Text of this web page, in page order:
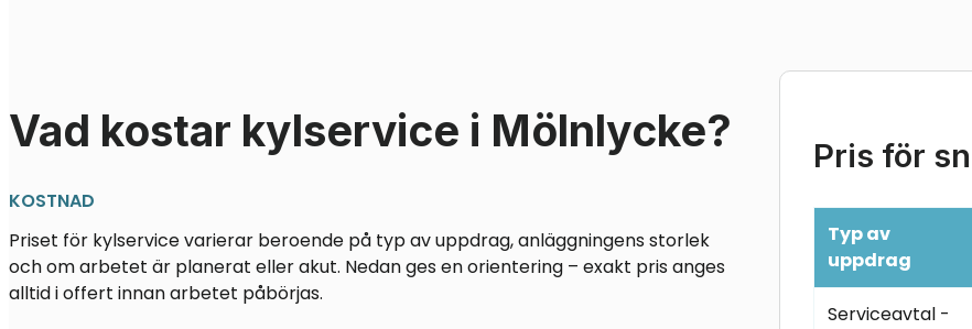
Vad kostar kylservice i Mölnlycke?
KOSTNAD
Priset för kylservice varierar beroende på typ av uppdrag, anläggningens storlek
och om arbetet är planerat eller akut. Nedan ges en orientering – exakt pris anges
alltid i offert innan arbetet påbörjas.
Pris för
Typ av
uppdrag
Serviceavtal -